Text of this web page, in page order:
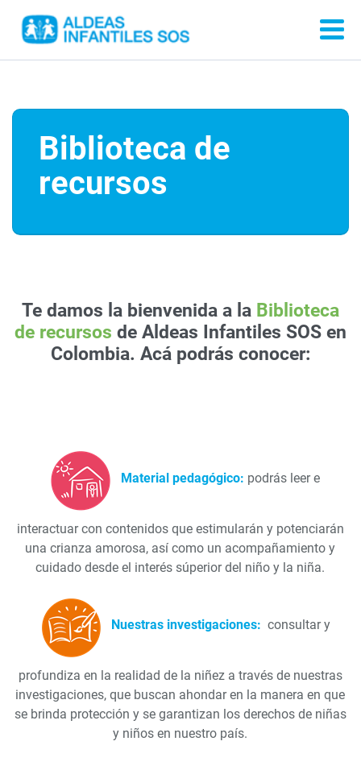
Biblioteca de
recursos
Te damos la bienvenida a la Biblioteca
de recursos de Aldeas Infantiles SOS en
Colombia. Acá podrás conocer:
Material pedagógico: podrás leer e
interactuar con contenidos que estimularán y potenciarán
una crianza amorosa, así como un acompañamiento y
cuidado desde el interés súperior del niño y la niña.
Nuestras investigaciones: consultar y
profundiza en la realidad de la niñez a través de nuestras
investigaciones, que buscan ahondar en la manera en que
se brinda protección y se garantizan los derechos de niñas
y niños en nuestro país.